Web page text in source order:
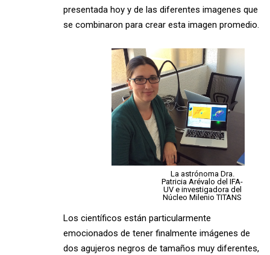
presentada hoy y de las diferentes imagenes que
se combinaron para crear esta imagen promedio.
La astrónoma Dra.
Patricia Arévalo del IFA-
UV e investigadora del
Núcleo Milenio TITANS
Los científicos están particularmente
emocionados de tener finalmente imágenes de
dos agujeros negros de tamaños muy diferentes,